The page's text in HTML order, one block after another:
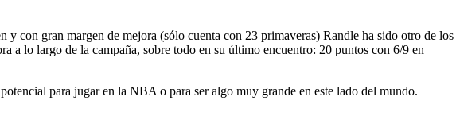
con gran margen de mejora (sólo cuenta con 23 primaveras) Randle ha sido otro de los
lo largo de la campaña, sobre todo en su último encuentro: 20 puntos con 6/9 en
para jugar en la NBA o para ser algo muy grande en este lado del mundo.